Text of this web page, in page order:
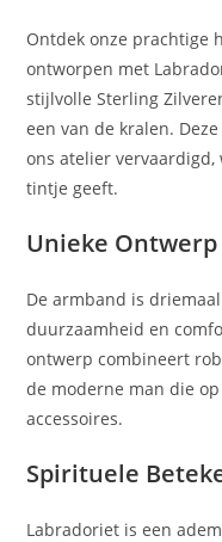
Ontdek onze prachtige
ontworpen met
stijlvolle Sterling
een van de kralen.
ons atelier
tintje geeft.
Unieke
De armband is
duurzaamheid en
ontwerp combineert
de moderne man die
accessoires.
Spirituele
Labradoriet is een